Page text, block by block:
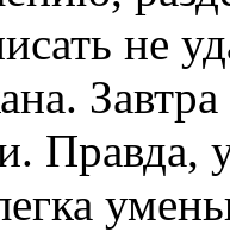
не
Правда,